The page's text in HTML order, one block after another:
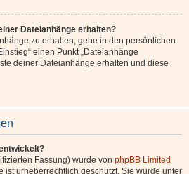
Dateianhänge erhalten?
zu erhalten, gehe in den persönlichen
einen Punkt „Dateianhänge
deiner Dateianhänge erhalten und diese
Fassung) wurde von phpBB Limited
ist urheberrechtlich geschützt. Sie wurde unter